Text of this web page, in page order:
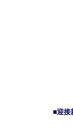
■迎接